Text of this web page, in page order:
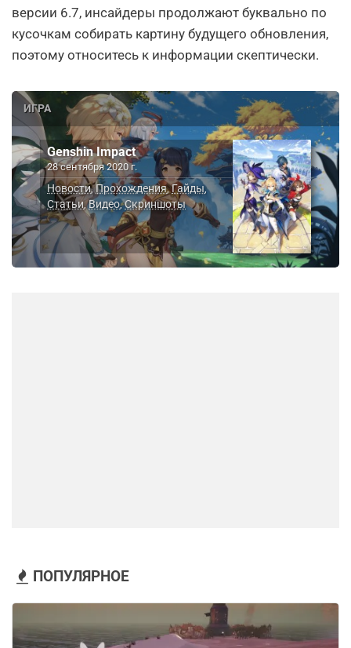
версии 6.7, инсайдеры продолжают буквально по
кусочкам собирать картину будущего обновления,
поэтому относитесь к информации скептически.
ИГРА
Genshin Impact
28 сентября 2020 г.
Новости,Прохождения,Гайды,
Статьи,Видео,Скриншоты
ПОПУЛЯРНОЕ